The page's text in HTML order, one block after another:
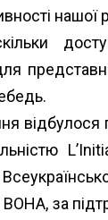
нашої
за